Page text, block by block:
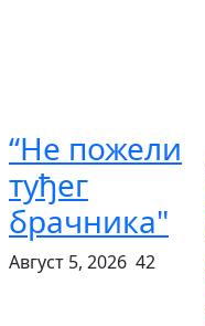
“Не пожели
туђег
брачника"
Август 5, 2026 42